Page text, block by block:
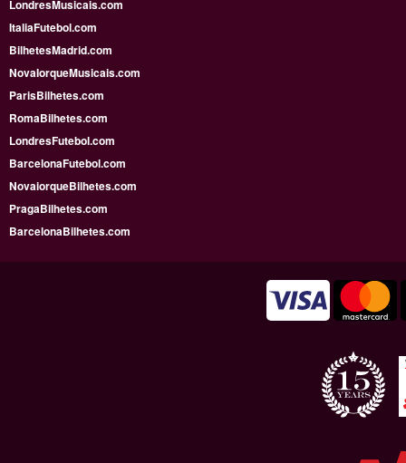
LondresMusicais.com
ItaliaFutebol.com
BilhetesMadrid.com
NovaIorqueMusicais.com
ParisBilhetes.com
RomaBilhetes.com
LondresFutebol.com
BarcelonaFutebol.com
NovaiorqueBilhetes.com
PragaBilhetes.com
BarcelonaBilhetes.com